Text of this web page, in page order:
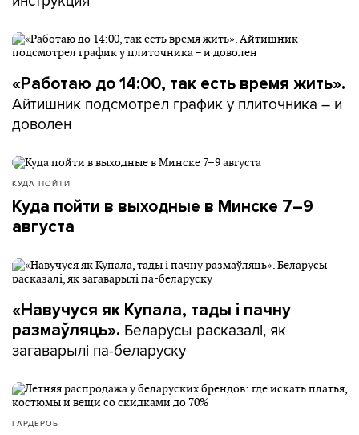
«Работаю до 14:00, так есть время жить».
Айтишник подсмотрел график у плиточника – и
доволен
КУДА ПОЙТИ
Куда пойти в выходные в Минске 7–9
августа
«Навучуся як Купала, тады і пачну
размаўляць». Беларусы расказалі, як
загаварылі па-беларуску
ГАРДЕРОБ